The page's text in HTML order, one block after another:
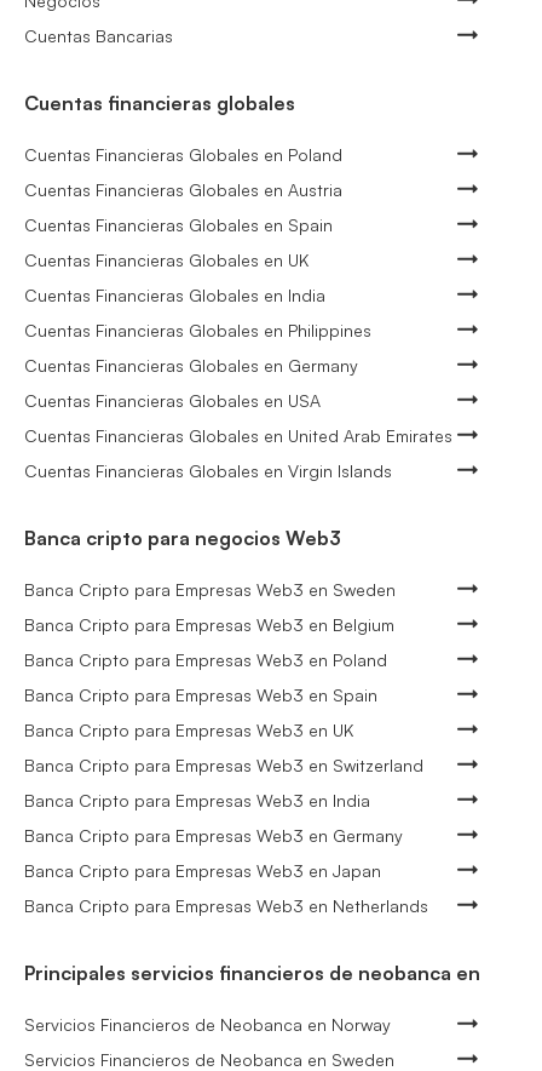
Cuentas Bancarias
Cuentas financieras globales
Cuentas Financieras Globales en Poland
Cuentas Financieras Globales en Austria
Cuentas Financieras Globales en Spain
Cuentas Financieras Globales en UK
Cuentas Financieras Globales en India
Cuentas Financieras Globales en Philippines
Cuentas Financieras Globales en Germany
Cuentas Financieras Globales en USA
Cuentas Financieras Globales en United Arab Emirates
Cuentas Financieras Globales en Virgin Islands
Banca cripto para negocios Web3
Banca Cripto para Empresas Web3 en Sweden
Banca Cripto para Empresas Web3 en Belgium
Banca Cripto para Empresas Web3 en Poland
Banca Cripto para Empresas Web3 en Spain
Banca Cripto para Empresas Web3 en UK
Banca Cripto para Empresas Web3 en Switzerland
Banca Cripto para Empresas Web3 en India
Banca Cripto para Empresas Web3 en Germany
Banca Cripto para Empresas Web3 en Japan
Banca Cripto para Empresas Web3 en Netherlands
Principales servicios financieros de neobanca en
Servicios Financieros de Neobanca en Norway
Servicios Financieros de Neobanca en Sweden